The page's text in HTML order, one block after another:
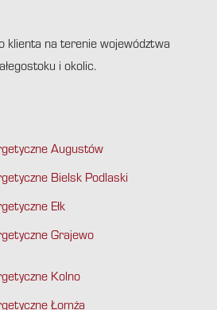
klienta na terenie województwa
i okolic.
Augustów
Bielsk Podlaski
Ełk
Grajewo
Kolno
Łomża